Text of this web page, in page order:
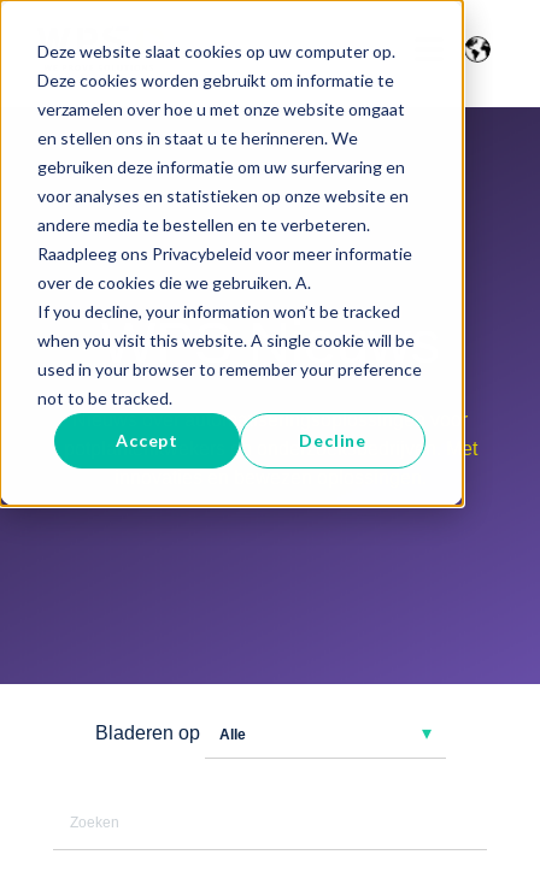
Deze website slaat cookies op uw computer op.
Deze cookies worden gebruikt om informatie te
verzamelen over hoe u met onze website omgaat
en stellen ons in staat u te herinneren. We
gebruiken deze informatie om uw surfervaring en
voor analyses en statistieken op onze website en
andere media te bestellen en te verbeteren.
Raadpleeg ons Privacybeleid voor meer informatie
over de cookies die we gebruiken. A.
If you decline, your information won’t be tracked
when you visit this website. A single cookie will be
used in your browser to remember your preference
not to be tracked.
Accept Decline
WPS Nieuws
Nieuws over automatiseringsoplossingen voor
potplantenkwekers en onderzoeksbedrijven. Met
Bladeren op